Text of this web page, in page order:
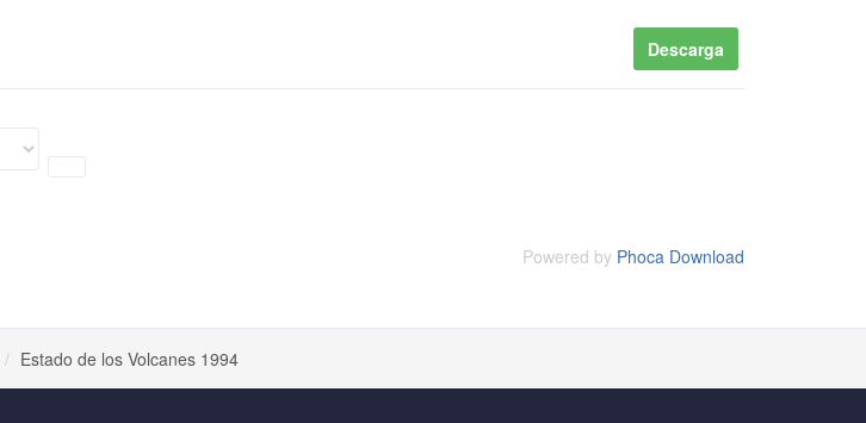
Descarga
Powered by Phoca Download
Estado de los Volcanes 1994